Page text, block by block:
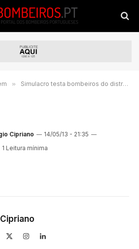
» Simulacro testa bombeiros do distrito do Porto
Cipriano
14/05/13 - 21:35
1 Leitura mínima
InstagramLinkedIn